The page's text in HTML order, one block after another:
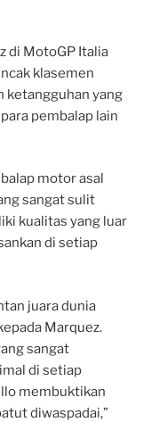
di MotoGP Italia
klasemen
ketangguhan yang
pembalap lain
motor asal
sangat sulit
kualitas yang luar
di setiap
juara dunia
Marquez.
sangat
di setiap
membuktikan
diwaspadai,”